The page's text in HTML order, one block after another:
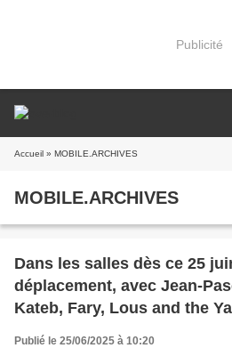
Publicité
Accueil » MOBILE.ARCHIVES
MOBILE.ARCHIVES
Dans les salles dès ce 25
déplacement, avec Jean-
Kateb, Fary, Lous and the
Camara.
Publié le 25/06/2025 à 10:20